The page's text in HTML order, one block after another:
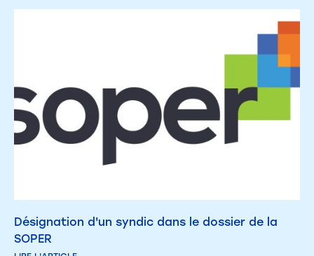
Désignation d'un syndic dans le dossier de la
SOPER